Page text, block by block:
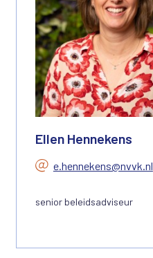
Ellen Hennekens
e.hennekens@nvvk.nl
senior beleidsadviseur